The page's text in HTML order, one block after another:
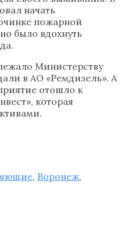
начать
пожарной
было вдохнуть
Министерству
в АО «Ремдизель». А
отошло к
которая
, Воронеж,